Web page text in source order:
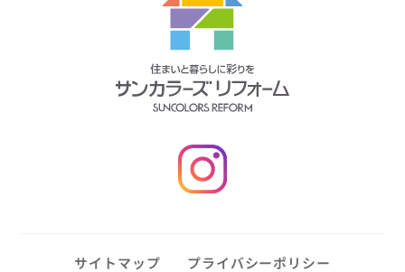
サイトマップ プライバシーポリシー